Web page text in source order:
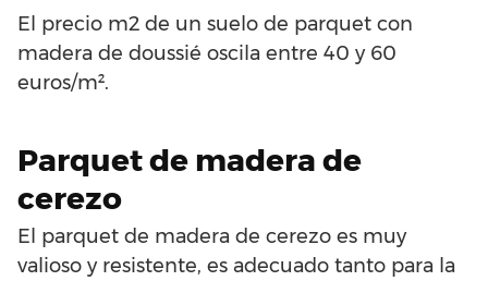
El precio m2 de un suelo de parquet con
madera de doussié oscila entre 40 y 60
euros/m².
Parquet de madera de
cerezo
El parquet de madera de cerezo es muy
valioso y resistente, es adecuado tanto para la